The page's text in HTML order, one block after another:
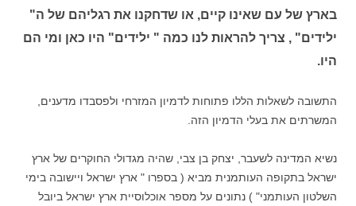
בארץ של עם שאינו קיים, או שדחקנו את רגליהם של ה"
ילידים" , צריך להראות לנו כמה " ילידים" היו כאן ומי הם
היו.
התשובה לשאלות הללו פתוחות לדמיון המזרחי ולפסבדו מדענים,
המשרתים את בעלי הדמיון הזה.
נשיא המדינה לשעבר, יצחק בן צבי, שהיה מגדולי החוקרים של ארץ
ישראל בתקופה העותמנית מביא ( בספרו " ארץ ישראל ויישובה בימי
השלטון העותמני" ) נתונים על מספר אוכלוסיית ארץ ישראל ביובל